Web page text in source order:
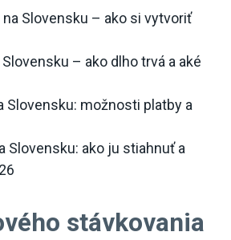
Slovensku – ako si vytvoriť
– ako dlho trvá a aké
Slovensku: možnosti platby a
Slovensku: ako ju stiahnuť a
stávkovania